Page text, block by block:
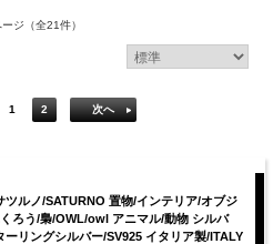
ジ （全21件）
1 2 次へ
ツルノ/SATURNO 置物/インテリア/オブジ
ろう/梟/OWL/owl アニマル/動物 シルバ
ーリングシルバー/SV925 イタリア製/ITALY